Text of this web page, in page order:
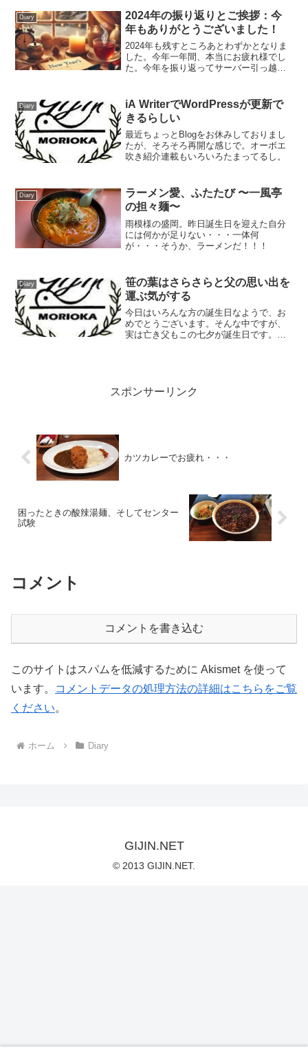
Diary
2024年の振り返りとご挨拶：今
年もありがとうございました！
2024年も残すところあとわずかとなりま
した。今年一年間、本当にお疲れ様でし
た。今年を振り返ってサーバー引っ越し
た。振り返ると、新しい記事があまり増
えていないことに少し反...
Diary
iA WriterでWordPressが更新で
きるらしい
最近ちょっとBlogをお休みしておりまし
たが、そろそろ再開な感じで。オーボエ
吹き紹介連載もいろいろたまってるし。
Diary
ラーメン愛、ふたたび 〜一風亭
の担々麺〜
雨模様の盛岡。昨日誕生日を迎えた自分
には何かが足りない・・・一体何
が・・・そうか、ラーメンだ！！！
Diary
笹の葉はさらさらと父の思い出を
運ぶ気がする
今日はいろんな方の誕生日なようで、お
めでとうございます。そんな中ですが、
実は亡き父もこの七夕が誕生日です。何
スポンサーリンク
カツカレーでお疲れ・・・
困ったときの酸辣湯麺、そしてセンター
試験
コメント
コメントを書き込む
このサイトはスパムを低減するために Akismet を使って
います。
コメントデータの処理方法の詳細はこちらをご覧
ください。
ホーム Diary
GIJIN.NET
© 2013 GIJIN.NET.